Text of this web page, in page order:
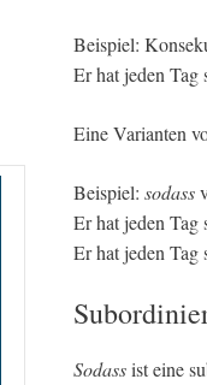
Beispiel:
Er hat jeden Tag
Eine Varianten
Beispiel: sodass
Er hat jeden Tag
Er hat jeden Tag
Sodassist eine